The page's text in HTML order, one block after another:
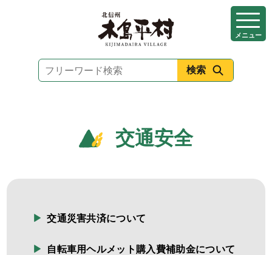
メニュー
交通安全
交通災害共済について
自転車用ヘルメット購入費補助金について